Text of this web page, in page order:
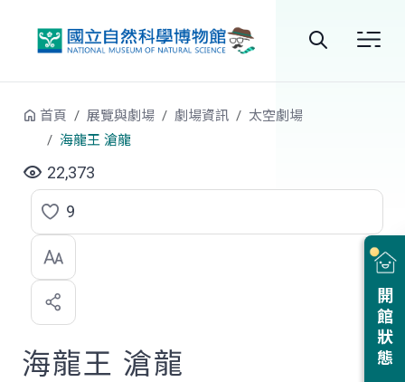
開館狀態
首頁 展覽與劇場 劇場資訊
太空劇場
海龍王 滄龍
22,373
點
選
喜
歡
9
海龍王 滄龍